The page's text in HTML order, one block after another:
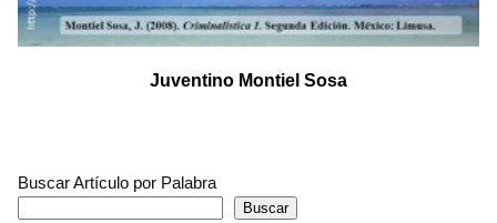
Juventino Montiel Sosa
Buscar Artículo por Palabra
Buscar